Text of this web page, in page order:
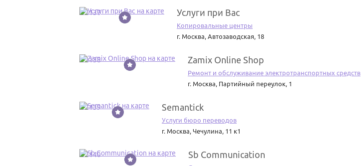
22137 Услуги при Вас
Копировальные центры
г. Москва, Автозаводская, 18
22138 Zamix Online Shop
Ремонт и обслуживание электротранспортных средств
г. Москва, Партийный переулок, 1
22139 Semantick
Услуги бюро переводов
г. Москва, Чечулина, 11 к1
22140 Sb Communication